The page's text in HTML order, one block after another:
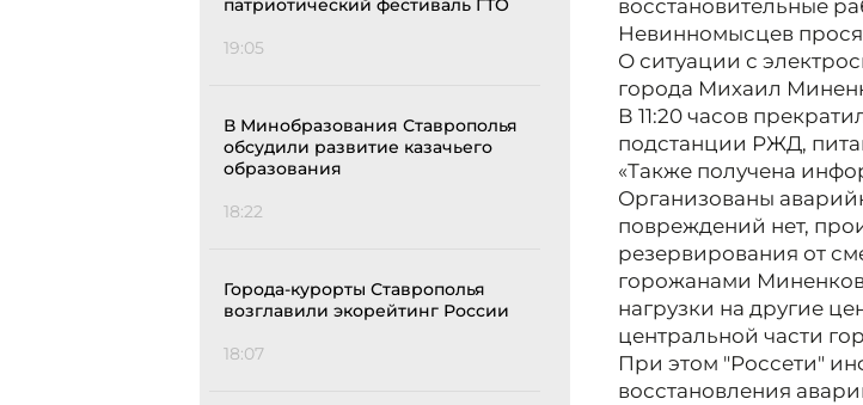
патриотический фестиваль ГТО
19:05
В Минобразования Ставрополья
обсудили развитие казачьего
образования
18:22
Города-курорты Ставрополья
возглавили экорейтинг России
18:07
восстановительные
Невинномысцев
О ситуации с
города Михаил
В 11:20 часов
подстанции РЖД,
«Также получена
Организованы
повреждений нет,
резервирования от
горожанами
нагрузки на другие
центральной части
При этом "Россети"
восстановления